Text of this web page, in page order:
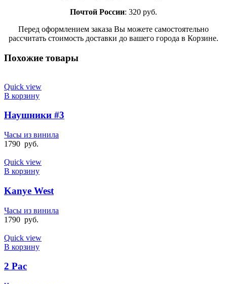
Почтой России: 320 руб.
Перед оформлением заказа Вы можете самостоятельно
рассчитать стоимость доставки до вашего города в Корзине.
Похожие товары
Quick view
В корзину
Наушники #3
Часы из винила
1790 руб.
Quick view
В корзину
Kanye West
Часы из винила
1790 руб.
Quick view
В корзину
2 Pac